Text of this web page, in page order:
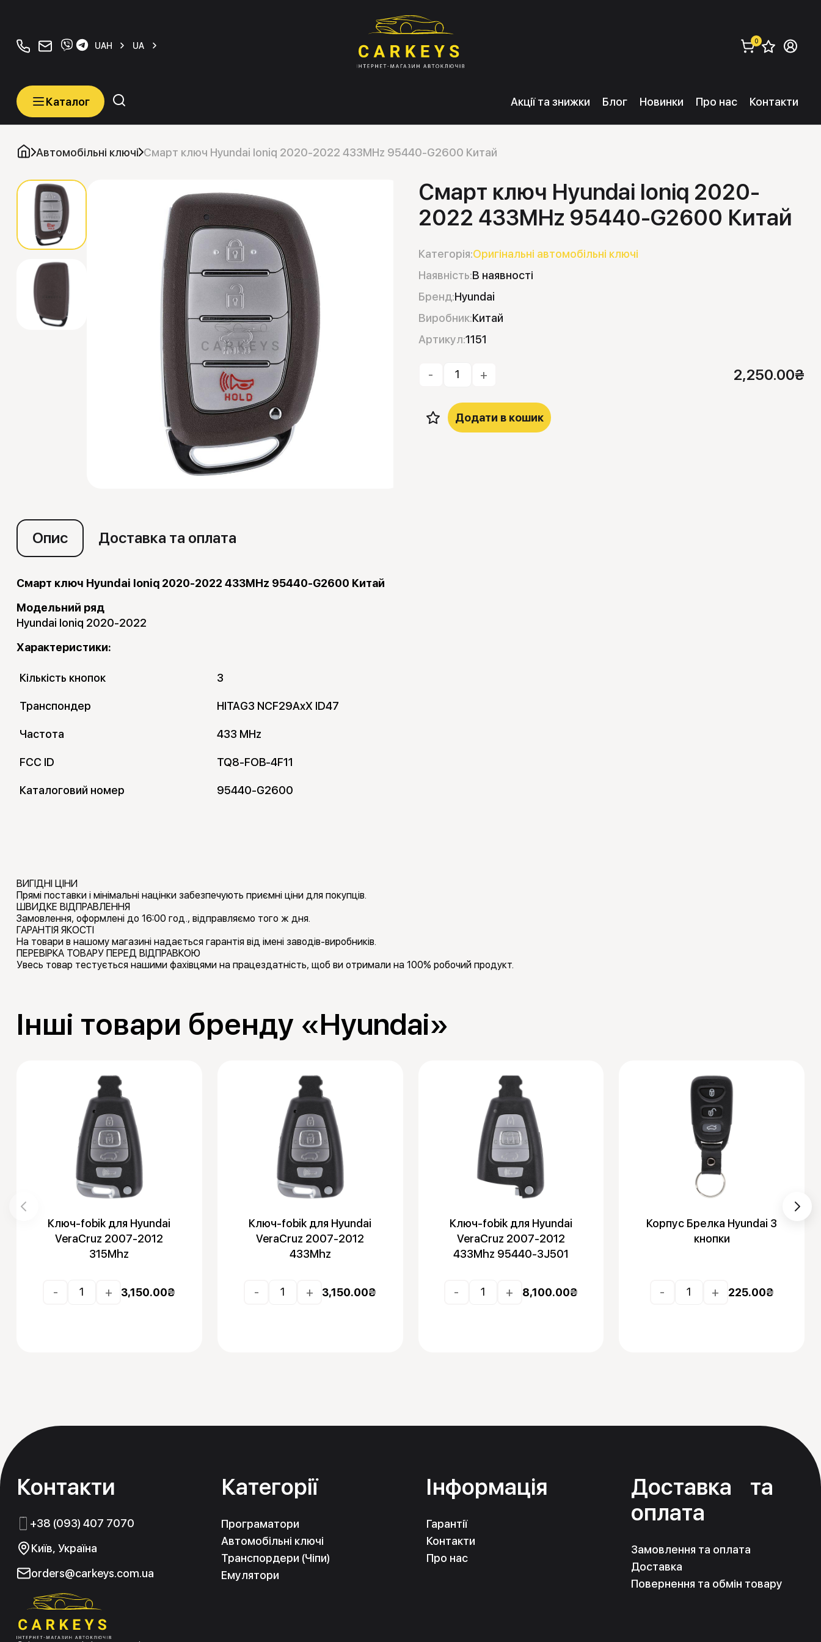
+380934077070
orders@carkeys.com.ua
UAH UA замовити (
0
Каталог
Каталог
Категорії
Автомобільні ключі
Транспордери (Чіпи)
Програматори
Емулятори
Акції та знижки Блог Новинки Про нас Контакти
Автомобільні ключі Смарт ключ Hyundai Ioniq 2020-2022 433MHz 95440-G2600 Китай
Смарт ключ Hyundai Ioniq 2020-
2022 433MHz 95440-G2600 Китай
Категорія:Оригінальні автомобільні ключі
Наявність:В наявності
Бренд:Hyundai
Виробник:Китай
Артикул:1151
- + 2,250.00₴
Додати в кошик
Опис Доставка та оплата
Смарт ключ Hyundai Ioniq 2020-2022 433MHz 95440-G2600 Китай
Модельний ряд
Hyundai Ioniq 2020-2022
Характеристики:
Кількість кнопок 3
Транспондер HITAG3 NCF29AxX ID47
Частота 433 MHz
FCC ID TQ8-FOB-4F11
Каталоговий номер 95440-G2600
ВИГІДНІ ЦІНИ
Прямі поставки і мінімальні націнки забезпечують приємні ціни для покупців.
ШВИДКЕ ВІДПРАВЛЕННЯ
Замовлення, оформлені до 16:00 год., відправляємо того ж дня.
ГАРАНТІЯ ЯКОСТІ
На товари в нашому магазині надається гарантія від імені заводів-виробників.
ПЕРЕВІРКА ТОВАРУ ПЕРЕД ВІДПРАВКОЮ
Увесь товар тестується нашими фахівцями на працездатність, щоб ви отримали на 100% робочий продукт.
Інші товари бренду «Hyundai»
Ключ-fobik для Hyundai
VeraCruz 2007-2012
315Mhz
- + 3,150.00₴
Ключ-fobik для Hyundai
VeraCruz 2007-2012
433Mhz
- + 3,150.00₴
Ключ-fobik для Hyundai
VeraCruz 2007-2012
433Mhz 95440-3J501
- + 8,100.00₴
Корпус Брелка Hyundai 3
кнопки
- + 225.00₴
Контакти
+38 (093) 407 7070
Київ, Україна
orders@carkeys.com.ua
Категорії
Програматори
Автомобільні ключі
Транспордери (Чіпи)
Емулятори
Інформація
Гарантії
Контакти
Про нас
Доставка та
оплата
Замовлення та оплата
Доставка
Повернення та обмін товару